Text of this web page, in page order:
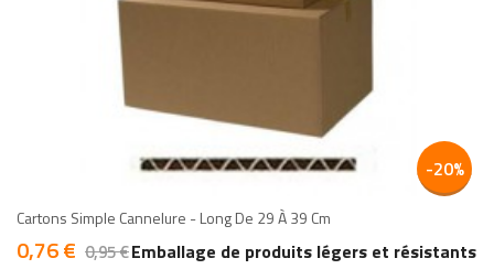
-20%
Cartons Simple Cannelure - Long De 29 À 39 Cm
0,76 € Prix
de
0,95 €Prix
Emballage de produits légers et résistants